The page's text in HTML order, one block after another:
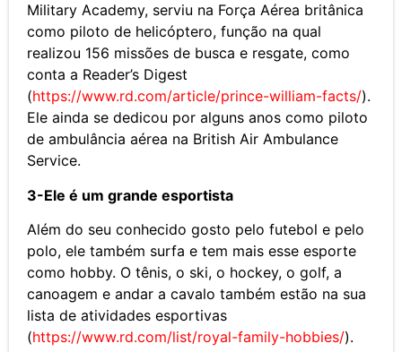
Military Academy, serviu na Força Aérea britânica
como piloto de helicóptero, função na qual
realizou 156 missões de busca e resgate, como
conta a Reader’s Digest
(https://www.rd.com/article/prince-william-facts/).
Ele ainda se dedicou por alguns anos como piloto
de ambulância aérea na British Air Ambulance
Service.
3-Ele é um grande esportista
Além do seu conhecido gosto pelo futebol e pelo
polo, ele também surfa e tem mais esse esporte
como hobby. O tênis, o ski, o hockey, o golf, a
canoagem e andar a cavalo também estão na sua
lista de atividades esportivas
(https://www.rd.com/list/royal-family-hobbies/).